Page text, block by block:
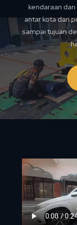
kendaraan
antar kota dan
sampai tujuan